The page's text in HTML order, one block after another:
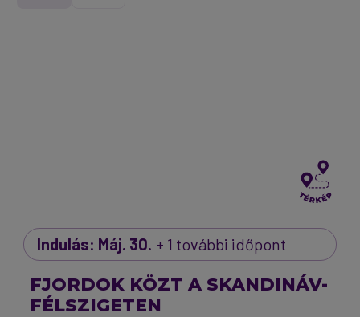
Indulás: Máj. 30. + 1 további időpont
FJORDOK KÖZT A SKANDINÁV-
FÉLSZIGETEN